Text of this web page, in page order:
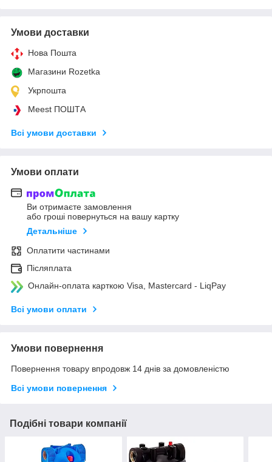
Умови доставки
Нова Пошта
Магазини Rozetka
Укрпошта
Meest ПОШТА
Всі умови доставки
Умови оплати
Ви отримаєте замовлення
або гроші повернуться на вашу картку
Детальніше
Оплатити частинами
Післяплата
Онлайн-оплата карткою Visa, Mastercard - LiqPay
Всі умови оплати
Умови повернення
Повернення товару впродовж 14 днів за домовленістю
Всі умови повернення
Подібні товари компанії